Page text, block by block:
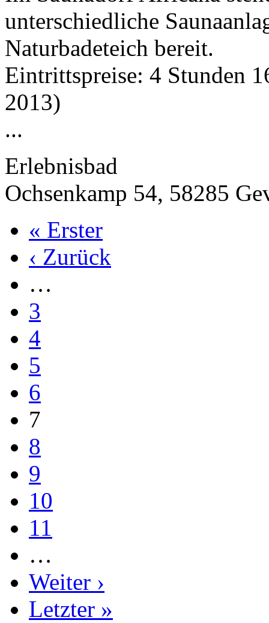
unterschiedliche
Naturbadeteich bereit.
Eintrittspreise: 4 Stunden
2013)
...
Erlebnisbad
Ochsenkamp 54, 58285
« Erster
‹ Zurück
…
3
4
5
6
7
8
9
10
11
…
Weiter ›
Letzter »